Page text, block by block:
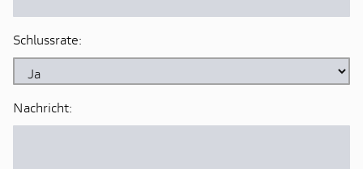
Schlussrate:
Nachricht: